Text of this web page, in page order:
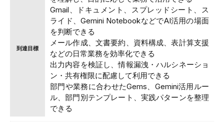
到達目標
Gmail、ドキュメント、スプレッドシート、ス
ライド、Gemini NotebookなどでAI活用の場面
を判断できる
メール作成、文書要約、資料構成、表計算支援
などの日常業務を効率化できる
出力内容を検証し、情報漏洩・ハルシネーショ
ン・共有権限に配慮して利用できる
部門や業務に合わせたGems、Gemini活用ルー
ル、部門別テンプレート、実践パターンを整理
できる